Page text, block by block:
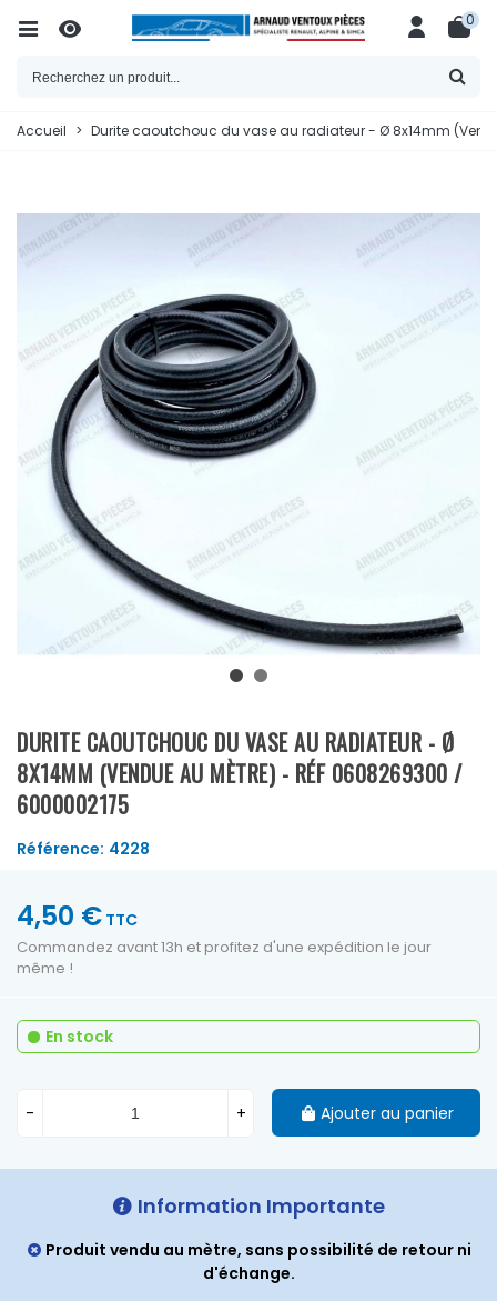
0
Accueil > Durite caoutchouc du vase au radiateur - Ø 8x14mm
DURITE CAOUTCHOUC DU VASE AU RADIATEUR - Ø
8X14MM (VENDUE AU MÈTRE) - RÉF 0608269300 /
6000002175
Référence: 4228
4,50 € TTC
Commandez avant 13h et profitez d'une expédition le jour
même !
En stock
- + Ajouter au panier
Information Importante
Produit vendu au mètre, sans possibilité de retour ni
d'échange.